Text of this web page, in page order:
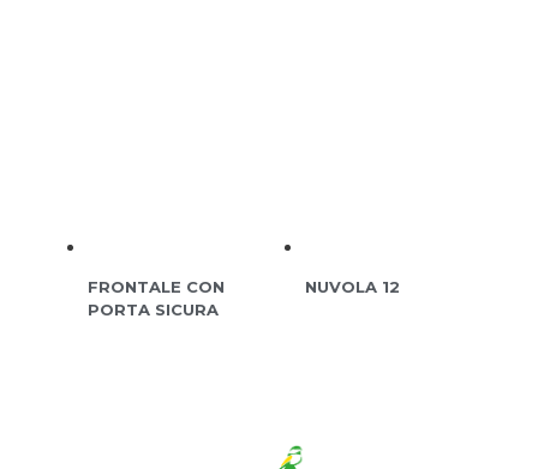
FRONTALE CON
PORTA SICURA
NUVOLA 12